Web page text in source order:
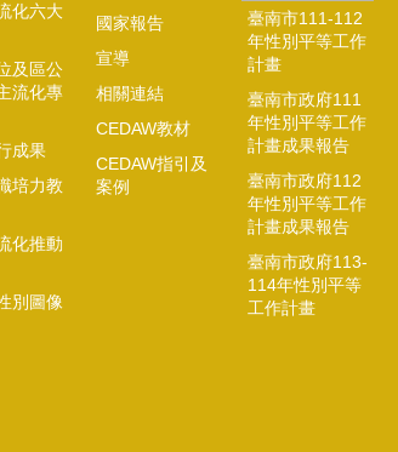
化六大
及區公
流化專
成果
培力教
化推動
別圖像
國家報告
宣導
相關連結
CEDAW教材
CEDAW指引及
案例
臺南市111-112
年性別平等工作
計畫
臺南市政府111
年性別平等工作
計畫成果報告
臺南市政府112
年性別平等工作
計畫成果報告
臺南市政府113-
114年性別平等
工作計畫